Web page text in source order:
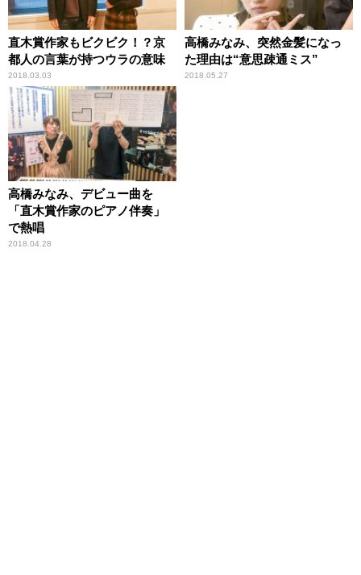
直木賞作家もビクビク！？京
都人の言葉が持つウラの意味
2018.03.03
高橋みなみ、突然金髪になっ
た理由は“意思疎通ミス”
2018.05.27
高橋みなみ、デビュー曲を
「直木賞作家のピアノ伴奏」
で熱唱
2018.04.28